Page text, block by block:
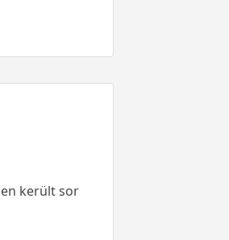
került sor